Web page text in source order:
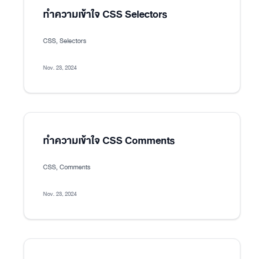
ทำความเข้าใจ CSS Selectors
CSS, Selectors
Nov. 23, 2024
ทำความเข้าใจ CSS Comments
CSS, Comments
Nov. 23, 2024